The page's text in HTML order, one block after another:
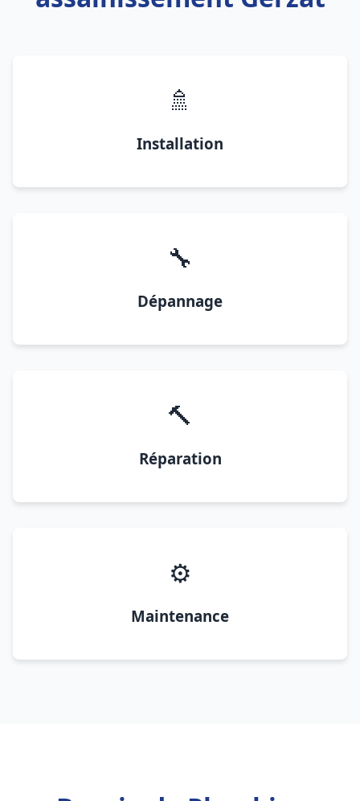
🚿
Installation
🔧
Dépannage
🔨
Réparation
⚙️
Maintenance